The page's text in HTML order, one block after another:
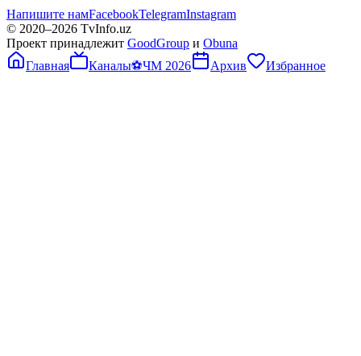
Напишите намFacebookTelegramInstagram
© 2020–2026 TvInfo.uz
Проект принадлежит GoodGroup и Obuna
Главная
Каналы⚽ЧМ 2026 Архив Избранное